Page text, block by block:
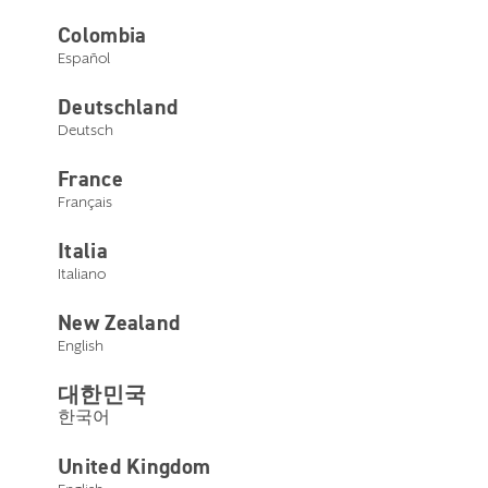
Colombia
Español
Deutschland
Deutsch
France
Français
Italia
Italiano
New Zealand
English
대한민국
한국어
United Kingdom
Hear better. Live better.
©2026 Starkey Laboratories, Inc. Tutti i diritti riservati.
Privacy